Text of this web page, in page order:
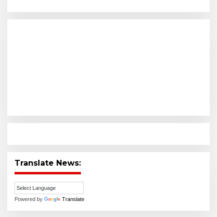
Translate News:
Powered by Translate